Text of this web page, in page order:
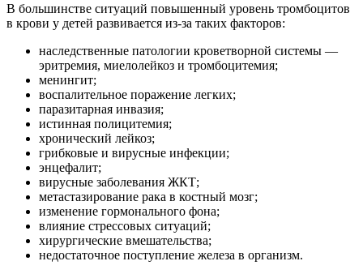
В большинстве ситуаций повышенный уровень тромбоцитов
в крови у детей развивается из-за таких факторов:
наследственные патологии кроветворной системы —
эритремия, миелолейкоз и тромбоцитемия;
менингит;
воспалительное поражение легких;
паразитарная инвазия;
истинная полицитемия;
хронический лейкоз;
грибковые и вирусные инфекции;
энцефалит;
вирусные заболевания ЖКТ;
метастазирование рака в костный мозг;
изменение гормонального фона;
влияние стрессовых ситуаций;
хирургические вмешательства;
недостаточное поступление железа в организм.